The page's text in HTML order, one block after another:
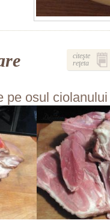
citeşte
reţeta
pe osul